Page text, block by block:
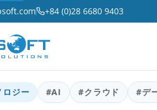
+84 (0)28 6680 9403
ロジー #AI #クラウド #デ